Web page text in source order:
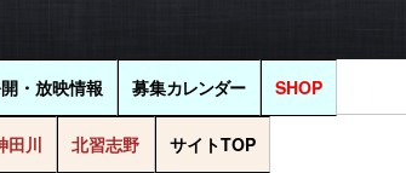
・放映情報 募集カレンダー SHOP
田川 北習志野
サイトTOP